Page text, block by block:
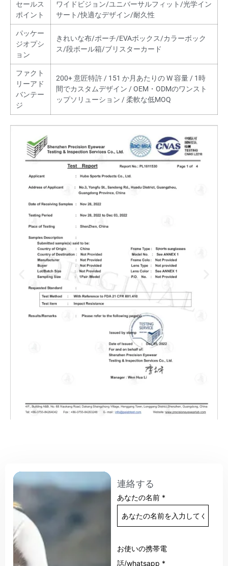
セールス
ポイント
ワイドビジョン/ユニバーサルフィット/光学イン
サート/快適なデザイン/耐久性
パッケー
ジオプシ
ョン
きれいな布/ポーチ/EVAボックス/カラーボック
ス/段ボール箱/ブリスターカード
ファクト
リーアド
バンテー
ジ
200+ 意匠特許 / 151 か月あたりの W 容量 / 1時
間でカスタムデザイン / OEM・ODMのワンスト
ップソリューション / 柔軟な低MOQ
連絡する
あなたの名前 *
お使いの携帯電
話/whatsapp *